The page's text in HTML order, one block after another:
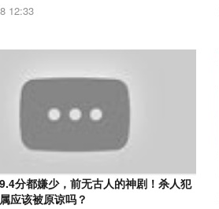
12:33
9.4分都嫌少，前无古人的神剧！杀人犯
应该被原谅吗？